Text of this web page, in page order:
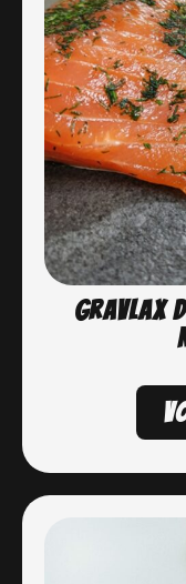
Gravlax